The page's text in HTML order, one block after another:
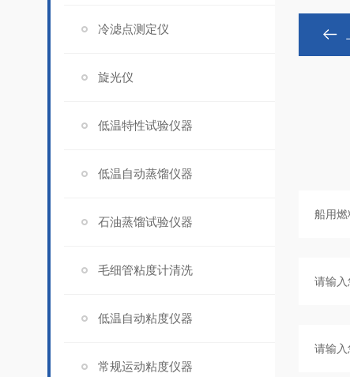
冷滤点测定仪
旋光仪
低温特性试验仪器
低温自动蒸馏仪器
石油蒸馏试验仪器
毛细管粘度计清洗
低温自动粘度仪器
常规运动粘度仪器